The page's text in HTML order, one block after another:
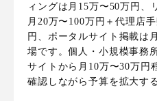
ィングは月15万〜50万円、
月20万〜100万円＋代理店
円、ポータルサイト掲載は
場です。個人・小規模事務
サイトから月10万〜30万円
確認しながら予算を拡大す